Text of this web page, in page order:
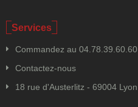
Services
Commandez au 04.78.39.60.60
Contactez-nous
18 rue d'Austerlitz - 69004 Lyon